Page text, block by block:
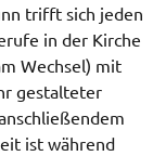
trifft sich jeden
in der Kirche
Wechsel) mit
gestalteter
ist während